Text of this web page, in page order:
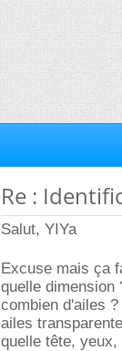
Re :
Salut, YIYa
Excuse mais ça
quelle dimension
combien d'ailes ?
ailes
quelle tête, yeux,